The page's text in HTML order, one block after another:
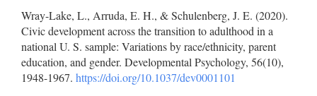
Wray-Lake, L., Arruda, E. H., & Schulenberg, J. E. (2020).
Civic development across the transition to adulthood in a
national U. S. sample: Variations by race/ethnicity, parent
education, and gender. Developmental Psychology, 56(10),
1948-1967. https://doi.org/10.1037/dev0001101